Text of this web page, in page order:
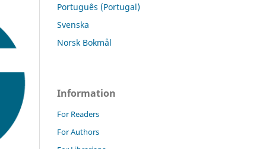
Português (Portugal)
Svenska
Norsk Bokmål
Information
For Readers
For Authors